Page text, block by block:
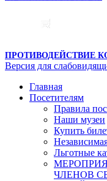
ПРОТИВОДЕЙСТВИЕ
Версия для
Главная
Посетителям
Правила
Наши музеи
Купить
Льготные
ЧЛЕНОВ